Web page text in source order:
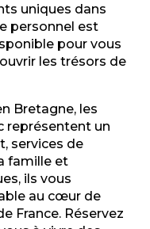
uniques dans
personnel est
pour vous
les trésors de
Bretagne, les
représentent un
services de
famille et
ils vous
au cœur de
France. Réservez